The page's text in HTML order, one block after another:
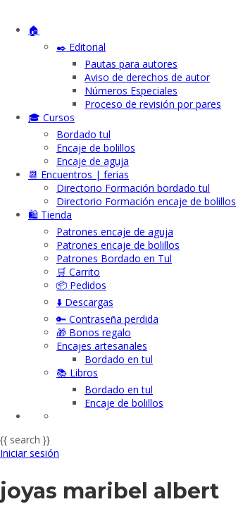
🏠
✒️ Editorial
Pautas para autores
Aviso de derechos de autor
Números Especiales
Proceso de revisión por pares
🎓 Cursos
Bordado tul
Encaje de bolillos
Encaje de aguja
📆 Encuentros | ferias
Directorio Formación bordado tul
Directorio Formación encaje de bolillos
🛍️ Tienda
Patrones encaje de aguja
Patrones encaje de bolillos
Patrones Bordado en Tul
🛒 Carrito
📦 Pedidos
⬇️ Descargas
🔑 Contraseña perdida
🎁 Bonos regalo
Encajes artesanales
Bordado en tul
📚 Libros
Bordado en tul
Encaje de bolillos
{{ search }}
Iniciar sesión
joyas maribel albert